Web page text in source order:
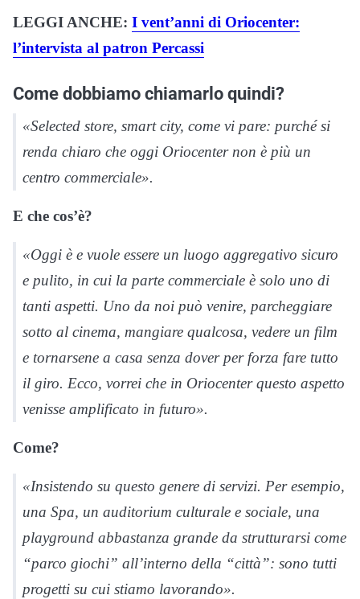
LEGGI ANCHE: I vent’anni di Oriocenter:
l’intervista al patron Percassi
Come dobbiamo chiamarlo quindi?
«Selected store, smart city, come vi pare: purché si
renda chiaro che oggi Oriocenter non è più un
centro commerciale».
E che cos’è?
«Oggi è e vuole essere un luogo aggregativo sicuro
e pulito, in cui la parte commerciale è solo uno di
tanti aspetti. Uno da noi può venire, parcheggiare
sotto al cinema, mangiare qualcosa, vedere un film
e tornarsene a casa senza dover per forza fare tutto
il giro. Ecco, vorrei che in Oriocenter questo aspetto
venisse amplificato in futuro».
Come?
«Insistendo su questo genere di servizi. Per esempio,
una Spa, un auditorium culturale e sociale, una
playground abbastanza grande da strutturarsi come
“parco giochi” all’interno della “città”: sono tutti
progetti su cui stiamo lavorando».